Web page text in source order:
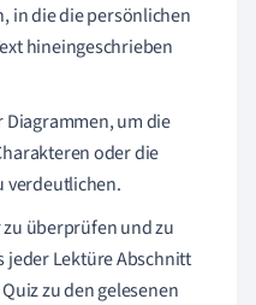
in die die persönlichen
hineingeschrieben
um die
oder die
verdeutlichen.
zu überprüfen und zu
jeder Lektüre Abschnitt
zu den gelesenen